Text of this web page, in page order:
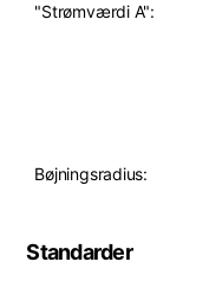
"Strømværdi A":
Bøjningsradius:
Standarder